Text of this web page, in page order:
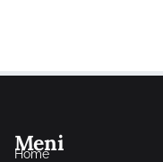
Meni
Home